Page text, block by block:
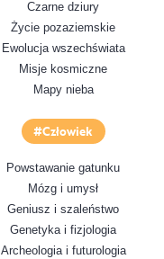
Czarne dziury
Życie pozaziemskie
Ewolucja wszechświata
Misje kosmiczne
Mapy nieba
Człowiek
Powstawanie gatunku
Mózg i umysł
Geniusz i szaleństwo
Genetyka i fizjologia
Archeologia i futurologia